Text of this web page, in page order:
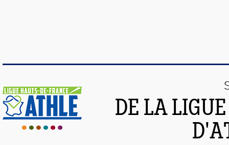
DE LA